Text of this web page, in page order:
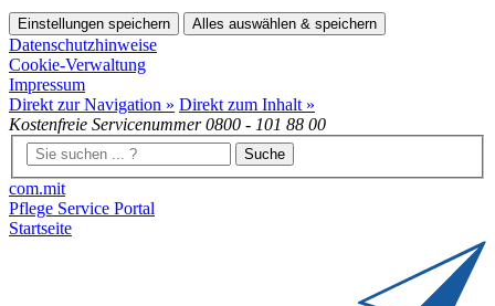
Einstellungen speichern Alles auswählen & speichern
Datenschutzhinweise
Cookie-Verwaltung
Impressum
Direkt zur Navigation » Direkt zum Inhalt »
Kostenfreie Servicenummer0800 - 101 88 00
Suche
com.mit
Pflege Service Portal
Startseite